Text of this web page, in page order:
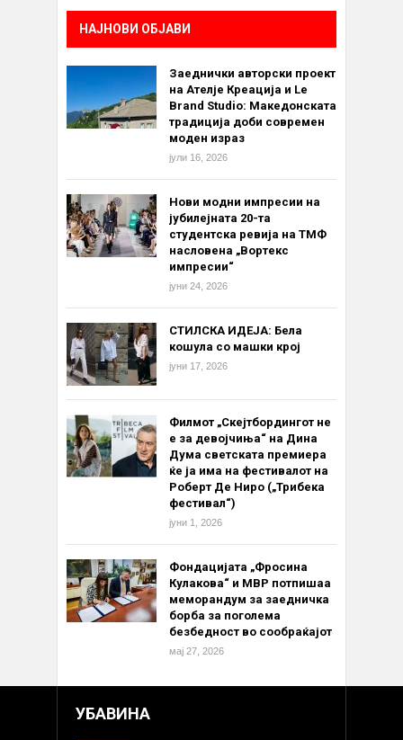
НАЈНОВИ ОБЈАВИ
Заеднички авторски проект
на Ателје Креација и Le
Brand Studio: Македонската
традиција доби современ
моден израз
јули 16, 2026
Нови модни импресии на
јубилејната 20-та
студентска ревија на ТМФ
насловена „Вортекс
импресии“
јуни 24, 2026
СТИЛСКА ИДЕЈА: Бела
кошула со машки крој
јуни 17, 2026
Филмот „Скејтбордингот не
е за девојчиња“ на Дина
Дума светската премиера
ќе ја има на фестивалот на
Роберт Де Ниро („Трибека
фестивал“)
јуни 1, 2026
Фондацијата „Фросина
Кулакова“ и МВР потпишаа
меморандум за заедничка
борба за поголема
безбедност во сообраќајот
мај 27, 2026
УБАВИНА